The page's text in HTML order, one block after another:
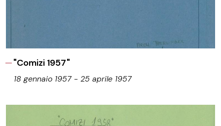
"Comizi 1957"
18 gennaio 1957 - 25 aprile 1957